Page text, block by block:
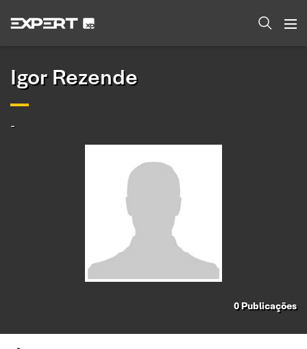
Igor Rezende
-
0Publicações